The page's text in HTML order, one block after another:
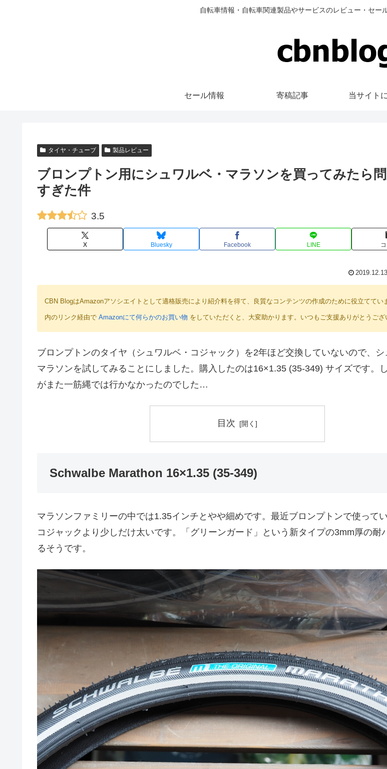
自転車情報・自転車関連製品やサービスのレビュー・セー
セール情報 寄稿記事 当サイト
タイヤ・チューブ 製品レビュー
ブロンプトン用にシュワルベ・マラソンを買ってみたら
すぎた件
3.5
X Bluesky Facebook LINE
2019.12.13
CBN BlogはAmazonアソシエイトとして適格販売により紹介料を得て、良質なコンテンツの作成のために役立ててい
内のリンク経由で Amazonにて何らかのお買い物 をしていただくと、大変助かります。いつもご支援ありがとうござ
ブロンプトンのタイヤ（シュワルベ・コジャック）を2年ほど交換していないので、シ
マラソンを試してみることにしました。購入したのは16×1.35 (35-349) サイズです。
がまた一筋縄では行かなかったのでした…
目次
Schwalbe Marathon 16×1.35 (35-349)
マラソンファミリーの中では1.35インチとやや細めです。最近ブロンプトンで使って
コジャックより少しだけ太いです。「グリーンガード」という新タイプの3mm厚の耐
るそうです。